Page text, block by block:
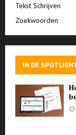
Tekst Schrijven
Zoekwoorden
IN DE